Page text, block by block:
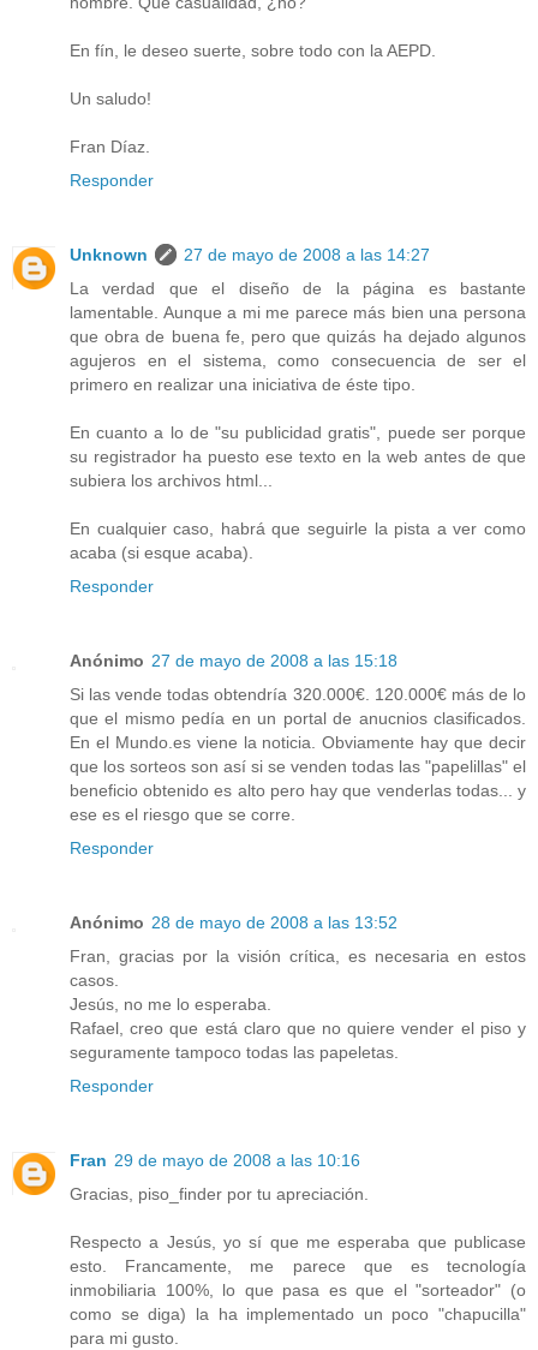
En fín, le deseo suerte, sobre todo con la AEPD.
Un saludo!
Fran Díaz.
Responder
Unknown
27 de mayo de 2008 a las 14:27
La verdad que el diseño de la página es bastante
lamentable. Aunque a mi me parece más bien una persona
que obra de buena fe, pero que quizás ha dejado algunos
agujeros en el sistema, como consecuencia de ser el
primero en realizar una iniciativa de éste tipo.
En cuanto a lo de "su publicidad gratis", puede ser porque
su registrador ha puesto ese texto en la web antes de que
subiera los archivos html...
En cualquier caso, habrá que seguirle la pista a ver como
acaba (si esque acaba).
Responder
Anónimo 27 de mayo de 2008 a las 15:18
Si las vende todas obtendría 320.000€. 120.000€ más de lo
que el mismo pedía en un portal de anucnios clasificados.
En el Mundo.es viene la noticia. Obviamente hay que decir
que los sorteos son así si se venden todas las "papelillas" el
beneficio obtenido es alto pero hay que venderlas todas... y
ese es el riesgo que se corre.
Responder
Anónimo 28 de mayo de 2008 a las 13:52
Fran, gracias por la visión crítica, es necesaria en estos
casos.
Jesús, no me lo esperaba.
Rafael, creo que está claro que no quiere vender el piso y
seguramente tampoco todas las papeletas.
Responder
Fran 29 de mayo de 2008 a las 10:16
Gracias, piso_finder por tu apreciación.
Respecto a Jesús, yo sí que me esperaba que publicase
esto. Francamente, me parece que es tecnología
inmobiliaria 100%, lo que pasa es que el "sorteador" (o
como se diga) la ha implementado un poco "chapucilla"
para mi gusto.